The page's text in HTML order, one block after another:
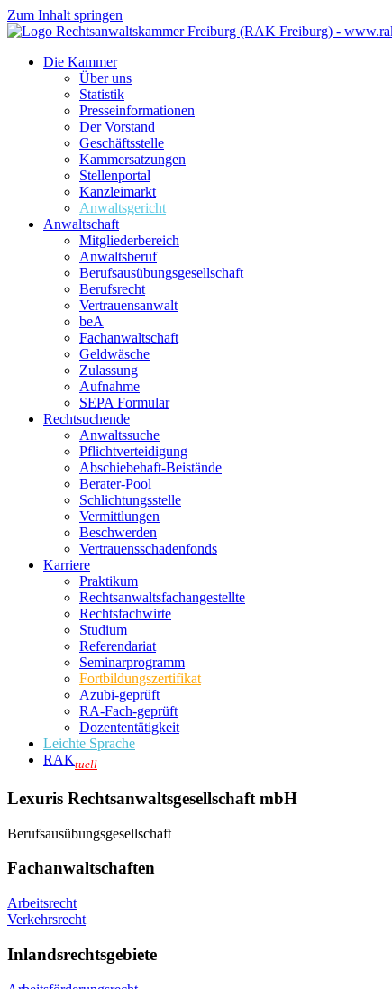
Zum Inhalt springen
Die Kammer
Über uns
Statistik
Presseinformationen
Der Vorstand
Geschäftsstelle
Kammersatzungen
Stellenportal
Kanzleimarkt
Anwaltsgericht
Anwaltschaft
Mitgliederbereich
Anwaltsberuf
Berufsausübungs­gesellschaft
Berufsrecht
Vertrauensanwalt
beA
Fachanwaltschaft
Geldwäsche
Zulassung
Aufnahme
SEPA Formular
Rechtsuchende
Anwaltssuche
Pflichtverteidigung
Abschiebehaft-Beistände
Berater-Pool
Schlichtungsstelle
Vermittlungen
Beschwerden
Vertrauensschadenfonds
Karriere
Praktikum
Rechtsanwalts­fachangestellte
Rechtsfachwirte
Studium
Referendariat
Seminarprogramm
Fortbildungszertifikat
Azubi-geprüft
RA-Fach-geprüft
Dozententätigkeit
Leichte Sprache
RAKtuell
Lexuris Rechtsanwaltsgesellschaft mbH
Berufsausübungsgesellschaft
Fachanwaltschaften
Arbeitsrecht
Verkehrsrecht
Inlandsrechtsgebiete